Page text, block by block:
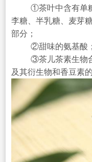
①茶叶中含有单
李糖、半乳糖、麦芽
部分；
②甜味的氨基酸；
③茶儿茶素生物
及其衍生物和香豆素